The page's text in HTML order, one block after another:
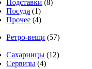
Подставки (8)
Посуда (1)
Прочее (4)
Ретро-вещи (57)
Сахарницы (12)
Сервизы (4)